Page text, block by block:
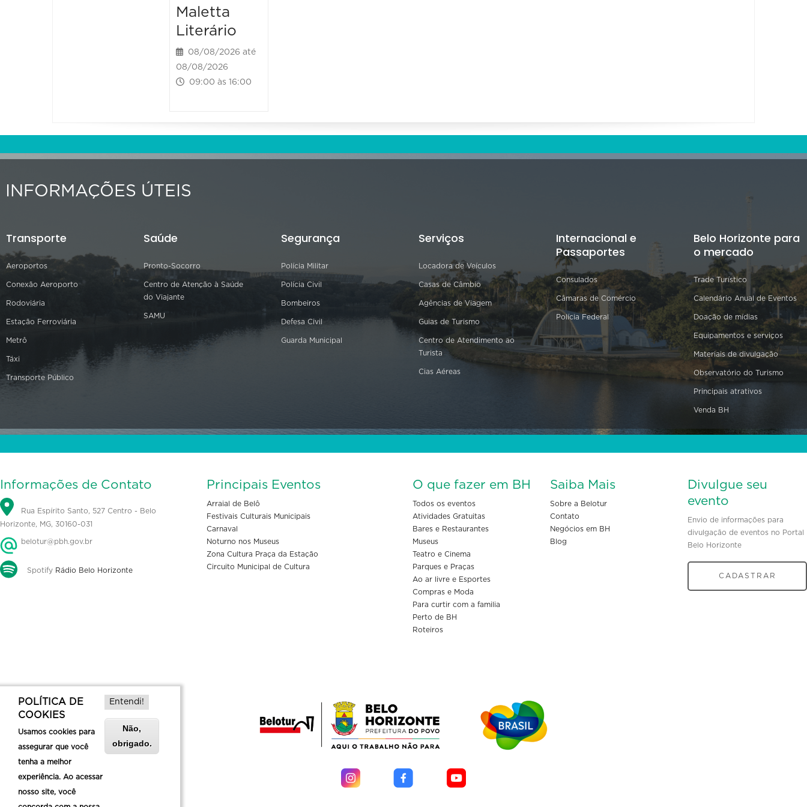
Maletta
Literário
08/08/2026 até
08/08/2026
09:00 às 16:00
INFORMAÇÕES ÚTEIS
Transporte
Aeroportos
Conexão Aeroporto
Rodoviária
Estação Ferroviária
Metrô
Táxi
Transporte Público
Saúde
Pronto-Socorro
Centro de Atenção à Saúde
do Viajante
SAMU
Segurança
Polícia Militar
Polícia Civil
Bombeiros
Defesa Civil
Guarda Municipal
Serviços
Locadora de Veículos
Casas de Câmbio
Agências de Viagem
Guias de Turismo
Centro de Atendimento ao
Turista
Cias Aéreas
Internacional e
Passaportes
Consulados
Câmaras de Comércio
Polícia Federal
Belo Horizonte para
o mercado
Trade Turístico
Calendário Anual de Eventos
Doação de mídias
Equipamentos e serviços
Materiais de divulgação
Observatório do Turismo
Principais atrativos
Venda BH
Informações de Contato
Rua Espírito Santo, 527 Centro - Belo
Horizonte, MG, 30160-031
belotur@pbh.gov.br
Spotify Rádio Belo Horizonte
Principais Eventos
Arraial de Belô
Festivais Culturais Municipais
Carnaval
Noturno nos Museus
Zona Cultura Praça da Estação
Circuito Municipal de Cultura
O que fazer em BH
Todos os eventos
Atividades Gratuitas
Bares e Restaurantes
Museus
Teatro e Cinema
Parques e Praças
Ao ar livre e Esportes
Compras e Moda
Para curtir com a familia
Perto de BH
Roteiros
Saiba Mais
Sobre a Belotur
Contato
Negócios em BH
Blog
Divulgue seu
evento
Envio de informações para
divulgação de eventos no Portal
Belo Horizonte
CADASTRAR
POLÍTICA DE
COOKIES
Usamos cookies para
assegurar que você
tenha a melhor
experiência. Ao acessar
nosso site, você
Entendi!
Não,
obrigado.